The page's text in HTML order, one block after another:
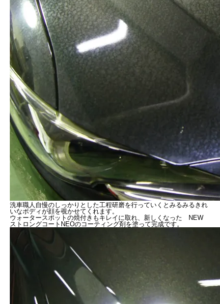
洗車職人自慢のしっかりとした工程研磨を行っていくとみるみるきれ
いなボディが顔を覗かせてくれます。
ウォータースポットの焼付きもキレイに取れ、新しくなった NEW
ストロングコートNEOのコーティング剤を塗って完成です。